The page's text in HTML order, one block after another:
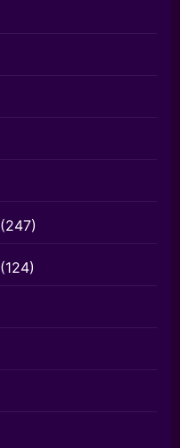
(247)
(124)